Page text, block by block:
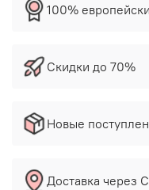
100%
Скидки до 70%
Новые
Доставка через